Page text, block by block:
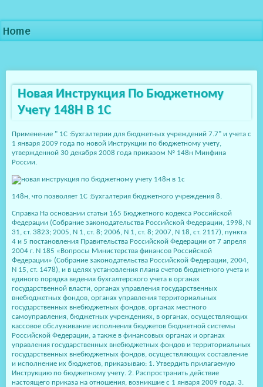
Home
Новая Инструкция По Бюджетному
Учету 148Н В 1С
Применение " 1С :Бухгалтерии для бюджетных учреждений 7.7" и учета с
1 января 2009 года по новой Инструкции по бюджетному учету,
утвержденной 30 декабря 2008 года приказом № 148н Минфина
России.
148н, что позволяет 1С :Бухгалтерия бюджетного учреждения 8.
Справка На основании статьи 165 Бюджетного кодекса Российской
Федерации (Собрание законодательства Российской Федерации, 1998, N
31, ст. 3823; 2005, N 1, ст. 8; 2006, N 1, ст. 8; 2007, N 18, ст. 2117), пункта
4 и 5 постановления Правительства Российской Федерации от 7 апреля
2004 г. N 185 «Вопросы Министерства финансов Российской
Федерации» (Собрание законодательства Российской Федерации, 2004,
N 15, ст. 1478), и в целях установления плана счетов бюджетного учета и
единого порядка ведения бухгалтерского учета в органах
государственной власти, органах управления государственных
внебюджетных фондов, органах управления территориальных
государственных внебюджетных фондов, органах местного
самоуправления, бюджетных учреждениях, в органах, осуществляющих
кассовое обслуживание исполнения бюджетов бюджетной системы
Российской Федерации, а также в финансовых органах и органах
управления государственных внебюджетных фондов и территориальных
государственных внебюджетных фондов, осуществляющих составление
и исполнение их бюджетов, приказываю: 1. Утвердить прилагаемую
Инструкцию по бюджетному учету. 2. Распространить действие
настоящего приказа на отношения, возникшие с 1 января 2009 года. 3.